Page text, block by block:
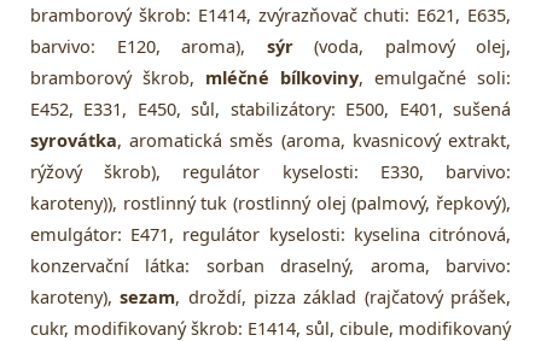
bramborový škrob: E1414, zvýrazňovač chuti: E621, E635,
barvivo: E120, aroma), sýr(voda, palmový olej,
bramborový škrob, mléčné bílkoviny, emulgačné soli:
E452, E331, E450, sůl, stabilizátory: E500, E401, sušená
syrovátka, aromatická směs (aroma, kvasnicový extrakt,
rýžový škrob), regulátor kyselosti: E330, barvivo:
karoteny)), rostlinný tuk (rostlinný olej (palmový, řepkový),
emulgátor: E471, regulátor kyselosti: kyselina citrónová,
konzervační látka: sorban draselný, aroma, barvivo:
karoteny),sezam, droždí, pizza základ (rajčatový prášek,
cukr, modifikovaný škrob: E1414, sůl, cibule, modifikovaný